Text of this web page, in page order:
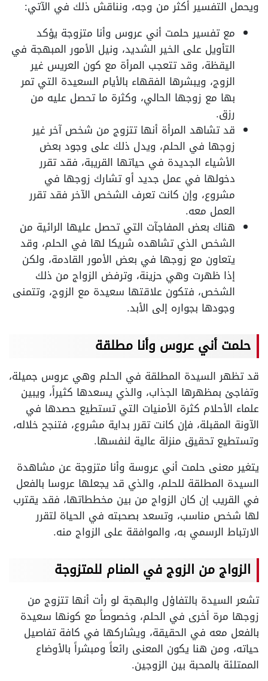
ويحمل التفسير أكثر من وجه، ونناقش ذلك في الآتي:
مع تفسير حلمت أني عروس وأنا متزوجة يؤكد
التأويل على الخير الشديد، ونيل الأمور المبهجة في
اليقظة، وقد تتعجب المرأة مع كون العريس غير
الزوج، ويبشرها الفقهاء بالأيام السعيدة التي تمر
بها مع زوجها الحالي، وكثرة ما تحصل عليه من
رزق.
قد تشاهد المرأة أنها تتزوج من شخص آخر غير
زوجها في الحلم، ويدل ذلك على وجود بعض
الأشياء الجديدة في حياتها القريبة، فقد تقرر
دخولها في عمل جديد أو تشارك زوجها في
مشروع، وإن كانت تعرف الشخص الآخر فقد تقرر
العمل معه.
هناك بعض المفاجآت التي تحصل عليها الرائية من
الشخص الذي تشاهده شريكا لها في الحلم، وقد
يتعاون مع زوجها في بعض الأمور القادمة، ولكن
إذا ظهرت وهي حزينة، وترفض الزواج من ذلك
الشخص، فتكون علاقتها سعيدة مع الزوج، وتتمنى
وجودها بجواره إلى الأبد.
حلمت أني عروس وأنا مطلقة
قد تظهر السيدة المطلقة في الحلم وهي عروس جميلة،
وتفاجئ بمظهرها الجذاب، والذي يسعدها كثيراً، ويبين
علماء الأحلام كثرة الأمنيات التي تستطيع حصدها في
الآونة المقبلة، فإن كانت تقرر بداية مشروع، فتنجح خلاله،
وتستطيع تحقيق منزلة عالية لنفسها.
يتغير معنى حلمت أني عروسة وأنا متزوجة عن مشاهدة
السيدة المطلقة للحلم، والذي قد يجعلها عروسا بالفعل
في القريب إن كان الزواج من بين مخططاتها، فقد يقترب
لها شخص مناسب، وتسعد بصحبته في الحياة لتقرر
الارتباط الرسمي به، والموافقة على الزواج منه.
الزواج من الزوج في المنام للمتزوجة
تشعر السيدة بالتفاؤل والبهجة لو رأت أنها تتزوج من
زوجها مرة أخرى في الحلم، وخصوصاً مع كونها سعيدة
بالفعل معه في الحقيقة، ويشاركها في كافة تفاصيل
حياته، ومن هنا يكون المعنى رائعاً ومبشراً بالأوضاع
الممتلئة بالمحبة بين الزوجين.